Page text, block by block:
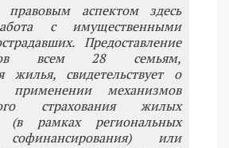
аспектом здесь
с имущественными
Предоставление
всем 28 семьям,
жилья, свидетельствует о
применении механизмов
страхования жилых
(в рамках региональных
или